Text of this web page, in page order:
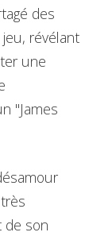
des
révélant
une
"James
de son